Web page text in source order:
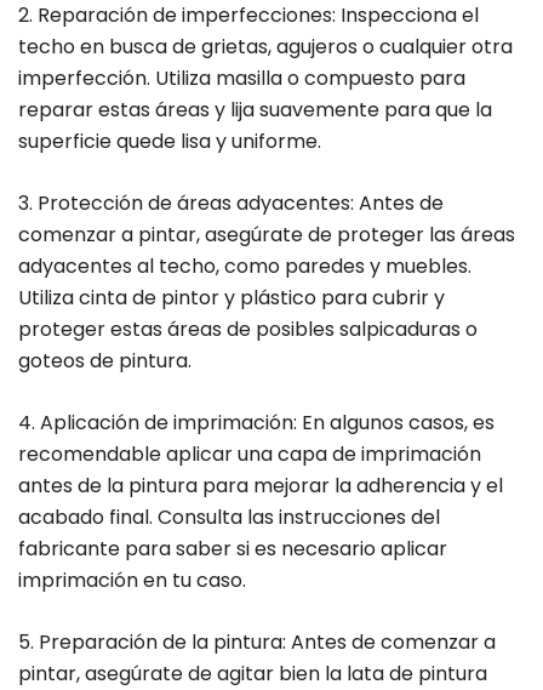
2. Reparación de imperfecciones: Inspecciona el
techo en busca de grietas, agujeros o cualquier otra
imperfección. Utiliza masilla o compuesto para
reparar estas áreas y lija suavemente para que la
superficie quede lisa y uniforme.
3. Protección de áreas adyacentes: Antes de
comenzar a pintar, asegúrate de proteger las áreas
adyacentes al techo, como paredes y muebles.
Utiliza cinta de pintor y plástico para cubrir y
proteger estas áreas de posibles salpicaduras o
goteos de pintura.
4. Aplicación de imprimación: En algunos casos, es
recomendable aplicar una capa de imprimación
antes de la pintura para mejorar la adherencia y el
acabado final. Consulta las instrucciones del
fabricante para saber si es necesario aplicar
imprimación en tu caso.
5. Preparación de la pintura: Antes de comenzar a
pintar, asegúrate de agitar bien la lata de pintura